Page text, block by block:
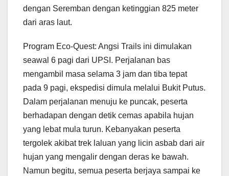
dengan Seremban dengan ketinggian 825 meter
dari aras laut.
Program Eco-Quest: Angsi Trails ini dimulakan
seawal 6 pagi dari UPSI. Perjalanan bas
mengambil masa selama 3 jam dan tiba tepat
pada 9 pagi, ekspedisi dimula melalui Bukit Putus.
Dalam perjalanan menuju ke puncak, peserta
berhadapan dengan detik cemas apabila hujan
yang lebat mula turun. Kebanyakan peserta
tergolek akibat trek laluan yang licin asbab dari air
hujan yang mengalir dengan deras ke bawah.
Namun begitu, semua peserta berjaya sampai ke